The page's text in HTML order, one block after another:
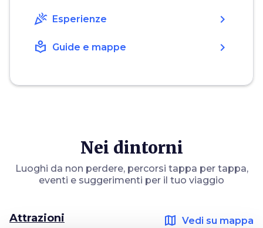
celebration Esperienze chevron_right
local_library Guide e mappe chevron_right
Nei dintorni
Luoghi da non perdere, percorsi tappa per tappa,
eventi e suggerimenti per il tuo viaggio
Attrazioni map Vedi su mappa